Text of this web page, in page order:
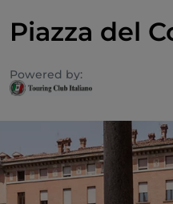
Piazza del
Powered by: